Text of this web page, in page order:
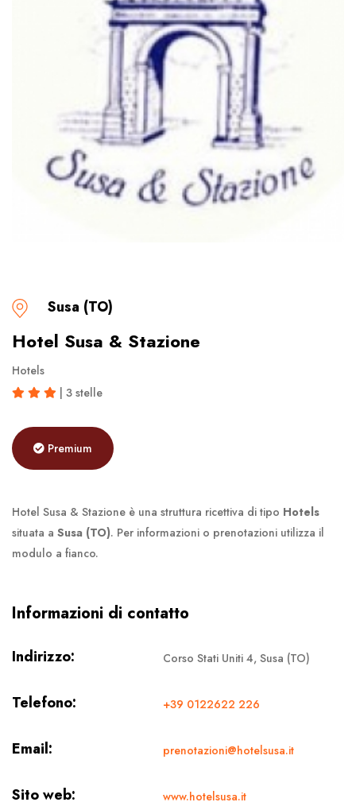
Susa (TO)
Hotel Susa & Stazione
Hotels
| 3 stelle
Premium
Hotel Susa & Stazione è una struttura ricettiva di tipo Hotels
situata a Susa (TO). Per informazioni o prenotazioni utilizza il
modulo a fianco.
Informazioni di contatto
Indirizzo: Corso Stati Uniti 4, Susa (TO)
Telefono: +39 0122622 226
Email: prenotazioni@hotelsusa.it
Sito web: www.hotelsusa.it